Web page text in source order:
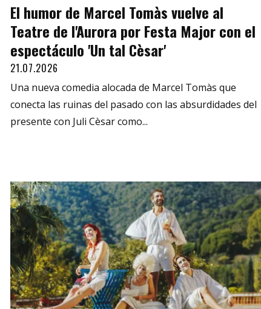
El humor de Marcel Tomàs vuelve al
Teatre de l'Aurora por Festa Major con el
espectáculo 'Un tal Cèsar'
21.07.2026
Una nueva comedia alocada de Marcel Tomàs que
conecta las ruinas del pasado con las absurdidades del
presente con Juli Cèsar como...